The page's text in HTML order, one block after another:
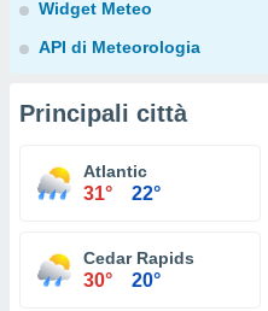
Widget Meteo
API di Meteorologia
Principali città
Atlantic
31° 22°
Cedar Rapids
30° 20°